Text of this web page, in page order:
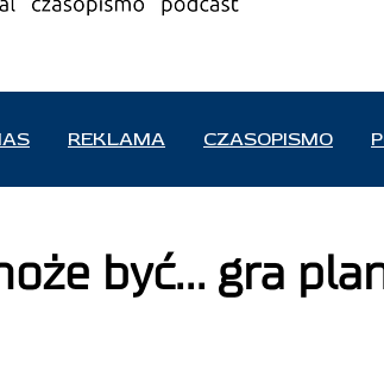
REKLAMA CZASOPISMO
być… gra